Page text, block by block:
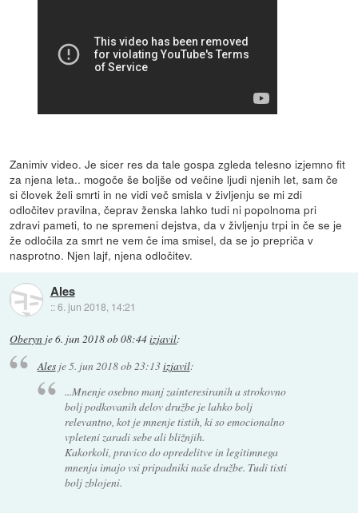
Zanimiv video. Je sicer res da tale gospa zgleda telesno izjemno fit
za njena leta.. mogoče še boljše od večine ljudi njenih let, sam če
si človek želi smrti in ne vidi več smisla v življenju se mi zdi
odločitev pravilna, čeprav ženska lahko tudi ni popolnoma pri
zdravi pameti, to ne spremeni dejstva, da v življenju trpi in če se je
že odločila za smrt ne vem če ima smisel, da se jo prepriča v
nasprotno. Njen lajf, njena odločitev.
Ales
::6. jun 2018, 14:21
Oberyn je6. jun 2018 ob 08:44izjavil:
Alesje5. jun 2018 ob 23:13izjavil:
...Mnenje osebno manj zainteresiranih a strokovno
bolj podkovanih delov družbe je lahko bolj
relevantno, kot je mnenje tistih, ki so emocionalno
vpleteni zaradi sebe ali bližnjih.
Kakorkoli, pravico do opredelitve in legitimnega
mnenja imajo vsi pripadniki naše družbe. Tudi tisti
bolj zblojeni.